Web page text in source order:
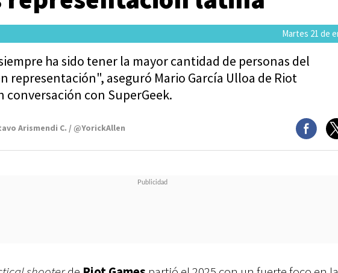
Martes 21 de
ha sido tener la mayor cantidad de personas del
representación", aseguró Mario García Ulloa de Riot
conversación con SuperGeek.
Arismendi C. / @YorickAllen